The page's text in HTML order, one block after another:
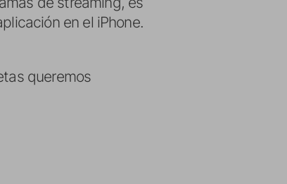
en el iPhone.
queremos